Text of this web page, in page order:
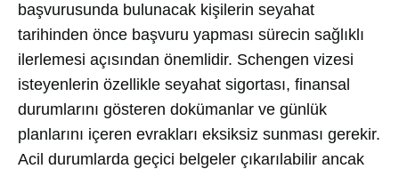
başvurusunda bulunacak kişilerin seyahat
tarihinden önce başvuru yapması sürecin sağlıklı
ilerlemesi açısından önemlidir. Schengen vizesi
isteyenlerin özellikle seyahat sigortası, finansal
durumlarını gösteren dokümanlar ve günlük
planlarını içeren evrakları eksiksiz sunması gerekir.
Acil durumlarda geçici belgeler çıkarılabilir ancak